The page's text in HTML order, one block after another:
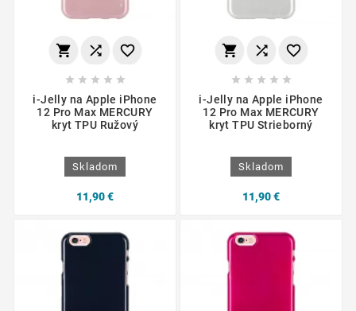
  
    
i-Jelly na Apple iPhone
12 Pro Max MERCURY
kryt TPU Ružový
Skladom
11,90 €
  
    
i-Jelly na Apple iPhone
12 Pro Max MERCURY
kryt TPU Strieborný
Skladom
11,90 €